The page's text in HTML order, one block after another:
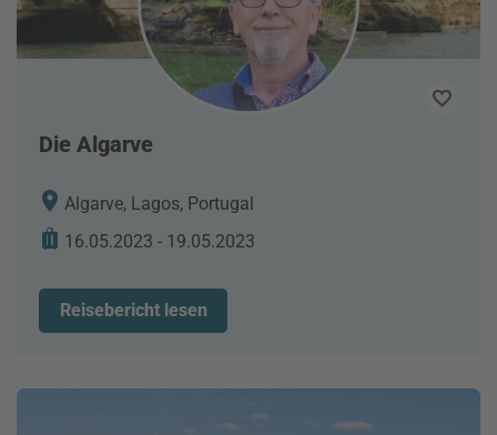
Die Algarve
Algarve, Lagos, Portugal
16.05.2023 - 19.05.2023
Reisebericht lesen